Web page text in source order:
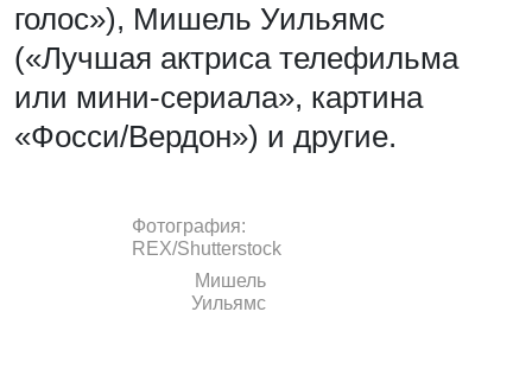
голос»), Мишель Уильямс
(«Лучшая актриса телефильма
или мини-сериала», картина
«Фосси/Вердон») и другие.
Фотография:
REX/Shutterstock
Мишель
Уильямс